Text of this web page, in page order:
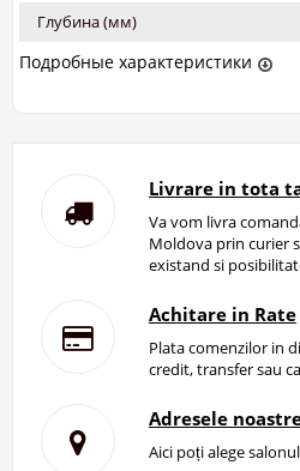
Глубина (мм)
Подробные характеристики
Livrare in tota
Va vom livra
Moldova prin curier
existand si
Achitare in Rate
Plata comenzilor in
credit, transfer sau
Adresele
Aici poți alege